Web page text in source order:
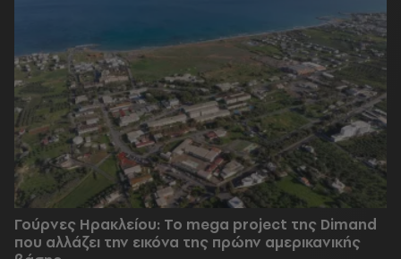
Γούρνες Ηρακλείου: To mega project της Dimand
που αλλάζει την εικόνα της πρώην αμερικανικής